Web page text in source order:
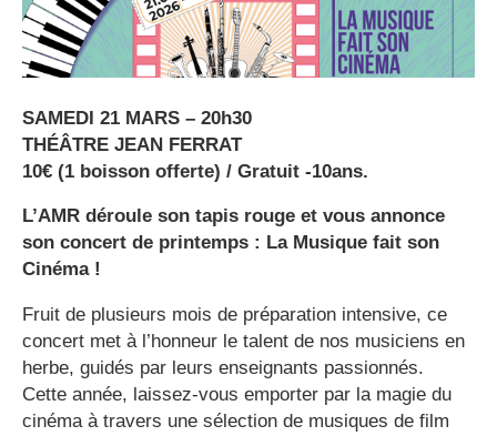
SAMEDI 21 MARS – 20h30
THÉÂTRE JEAN FERRAT
10€ (1 boisson offerte) / Gratuit -10ans.
L’AMR déroule son tapis rouge et vous annonce
son concert de printemps : La Musique fait son
Cinéma !
Fruit de plusieurs mois de préparation intensive, ce
concert met à l’honneur le talent de nos musiciens en
herbe, guidés par leurs enseignants passionnés.
Cette année, laissez-vous emporter par la magie du
cinéma à travers une sélection de musiques de film